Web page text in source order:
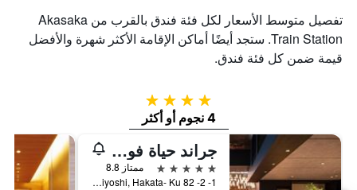
تفصيل متوسط الأسعار لكل فئة فندق بالقرب من Akasaka
Train Station. ستجد أيضًا أماكن الإقامة الأكثر شهرة والأفضل
قيمة ضمن كل فئة فندق.
4 نجوم
4 نجوم أو أكثر
جراند حياة فوكوكا
5 نجوم
ممتاز 8.8
1- 2- 82 Sumiyoshi, Hakata- Ku, فوكوكا, اليابان